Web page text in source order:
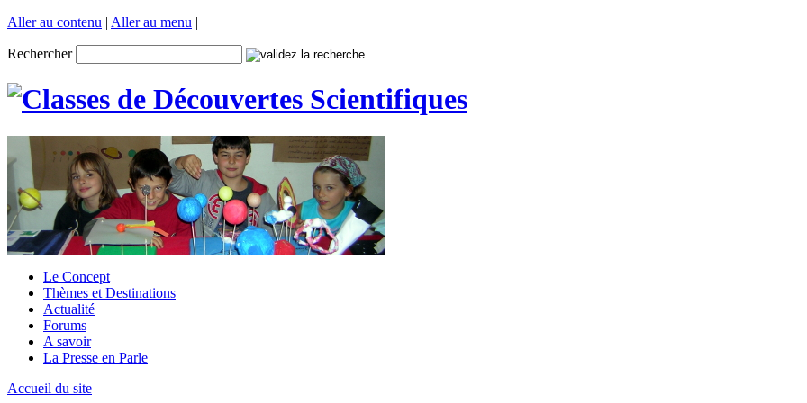
Aller au contenu | Aller au menu |
Rechercher
Le Concept
Thèmes et Destinations
Actualité
Forums
A savoir
La Presse en Parle
Accueil du site